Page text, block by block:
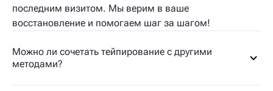
последним визитом. Мы верим в ваше
восстановление и помогаем шаг за шагом!
Можно ли сочетать тейпирование с другими
методами?